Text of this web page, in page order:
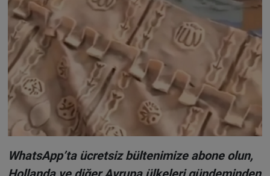
WhatsApp’ta ücretsiz bültenimize abone olun,